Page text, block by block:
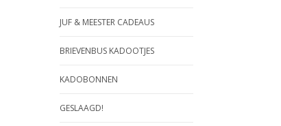
JUF & MEESTER CADEAUS
BRIEVENBUS KADOOTJES
KADOBONNEN
GESLAAGD!